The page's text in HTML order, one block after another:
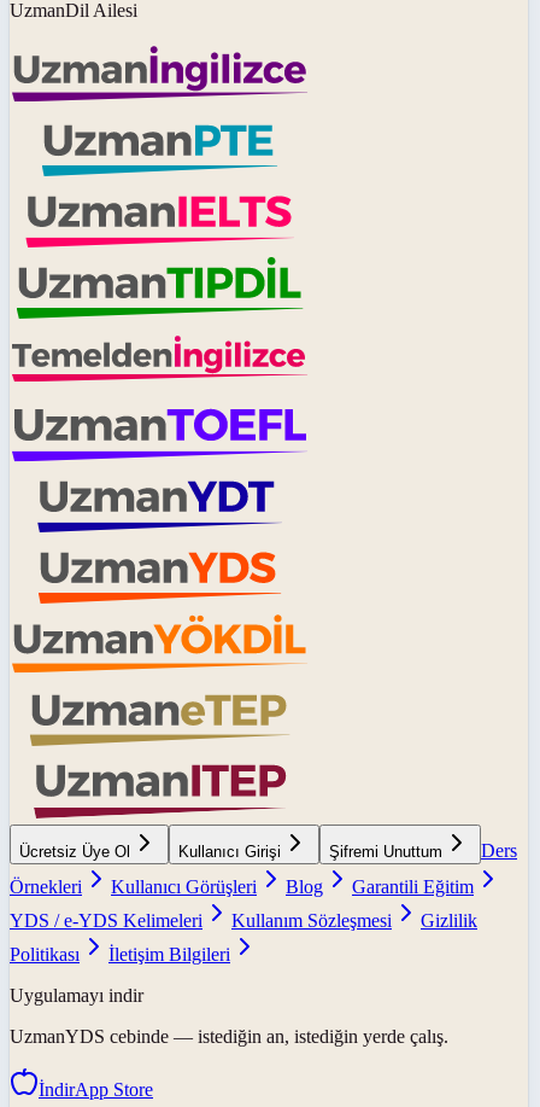
UzmanDil Ailesi
Ücretsiz Üye Ol Kullanıcı Girişi Şifremi Unuttum
Ders
Örnekleri
Kullanıcı Görüşleri Blog
Garantili Eğitim
YDS / e-YDS Kelimeleri
Kullanım Sözleşmesi
Gizlilik
Politikası
İletişim Bilgileri
Uygulamayı indir
UzmanYDS cebinde — istediğin an, istediğin yerde çalış.
İndirApp Store